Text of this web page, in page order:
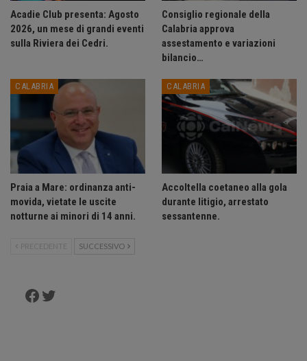
Acadie Club presenta: Agosto
2026, un mese di grandi eventi
sulla Riviera dei Cedri.
Consiglio regionale della
Calabria approva
assestamento e variazioni
bilancio…
CALABRIA
Praia a Mare: ordinanza anti-
movida, vietate le uscite
notturne ai minori di 14 anni.
CALABRIA
Accoltella coetaneo alla gola
durante litigio, arrestato
sessantenne.
PRECEDENTE SUCCESSIVO
Facebook
Twitter